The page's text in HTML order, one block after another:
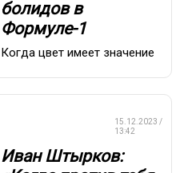
болидов в
Формуле-1
Когда цвет имеет значение
15.12.2023 /
13:42
Иван Штырков: